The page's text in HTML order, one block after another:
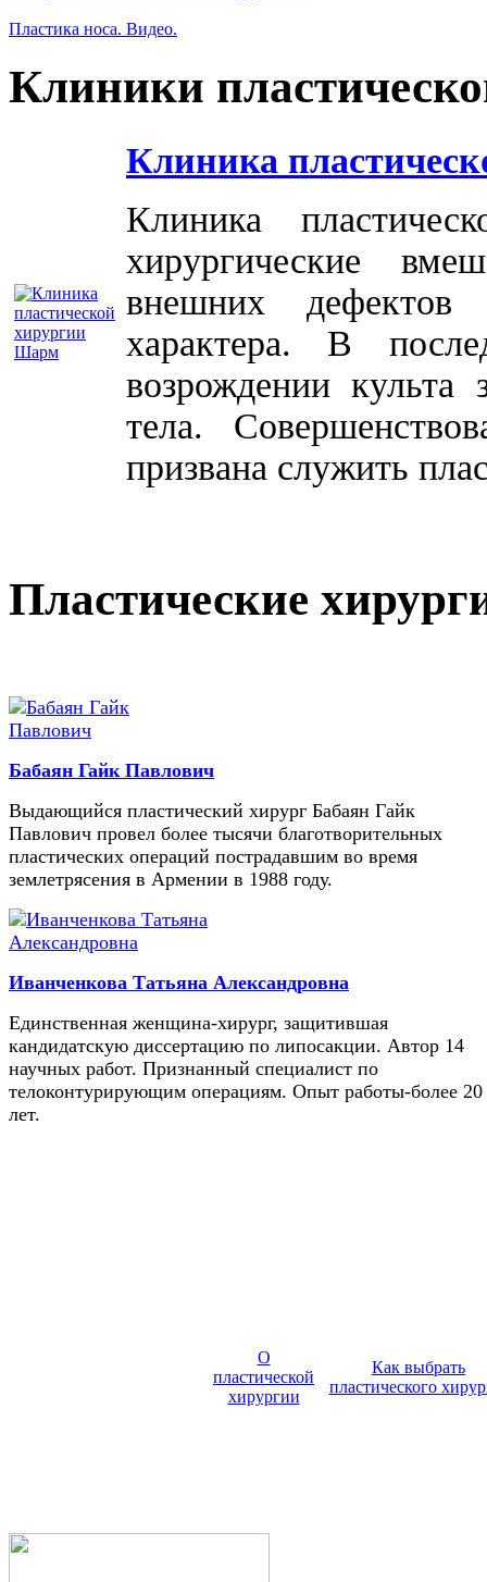
Пластика носа. Видео.
Клиники
Клиника
Клиника
хирургические
внешних дефектов
характера. В
возрождении культа
тела.
призвана служить
Пластические
Бабаян Гайк Павлович
Выдающийся пластический хирург Бабаян Гайк
Павлович провел более тысячи благотворительных
пластических операций пострадавшим во время
землетрясения в Армении в 1988 году.
Иванченкова Татьяна Александровна
Единственная женщина-хирург, защитившая
кандидатскую диссертацию по липосакции. Автор 14
научных работ. Признанный специалист по
телоконтурирующим операциям. Опыт работы-более 20
лет.
О
пластической
хирургии
Как выбрать
пластического